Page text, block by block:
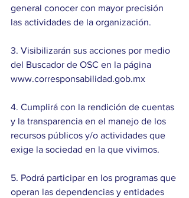
general conocer con mayor precisión
las actividades de la organización.
3. Visibilizarán sus acciones por medio
del Buscador de OSC en la página
www.corresponsabilidad.gob.mx
4. Cumplirá con la rendición de cuentas
y la transparencia en el manejo de los
recursos públicos y/o actividades que
exige la sociedad en la que vivimos.
5. Podrá participar en los programas que
operan las dependencias y entidades